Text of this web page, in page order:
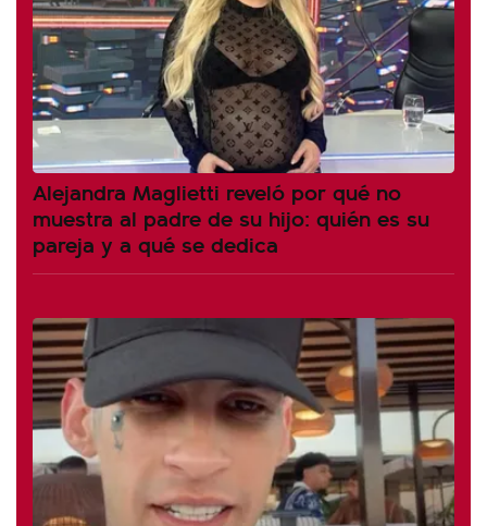
Alejandra Maglietti reveló por qué no
muestra al padre de su hijo: quién es su
pareja y a qué se dedica